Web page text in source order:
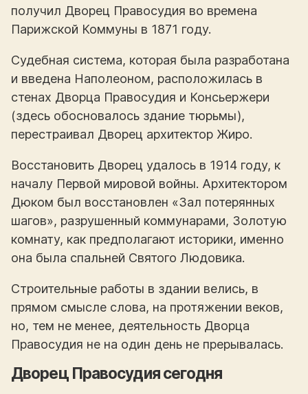
получил Дворец Правосудия во времена
Парижской Коммуны в 1871 году.
Судебная система, которая была разработана
и введена Наполеоном, расположилась в
стенах Дворца Правосудия и Консьержери
(здесь обосновалось здание тюрьмы),
перестраивал Дворец архитектор Жиро.
Восстановить Дворец удалось в 1914 году, к
началу Первой мировой войны. Архитектором
Дюком был восстановлен «Зал потерянных
шагов», разрушенный коммунарами, Золотую
комнату, как предполагают историки, именно
она была спальней Святого Людовика.
Строительные работы в здании велись, в
прямом смысле слова, на протяжении веков,
но, тем не менее, деятельность Дворца
Правосудия не на один день не прерывалась.
Дворец Правосудия сегодня